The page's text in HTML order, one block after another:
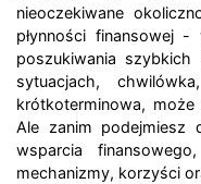
nieoczekiwane
płynności finansowej
poszukiwania
sytuacjach,
krótkoterminowa,
Ale zanim podejmiesz
wsparcia
mechanizmy, korzyści